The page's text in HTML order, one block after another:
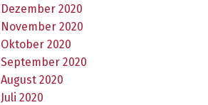
Dezember 2020
November 2020
Oktober 2020
September 2020
August 2020
Juli 2020